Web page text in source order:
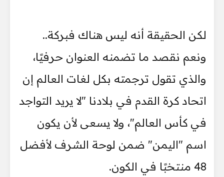
لكن الحقيقة أنه ليس هناك فبركة..
ونعم نقصد ما تضمنه العنوان حرفيًا،
والذي تقول ترجمته بكل لغات العالم إن
اتحاد كرة القدم في بلادنا "لا يريد التواجد
في كأس العالم"، ولا يسعى لأن يكون
اسم "اليمن" ضمن لوحة الشرف لأفضل
48 منتخبًا في الكون.